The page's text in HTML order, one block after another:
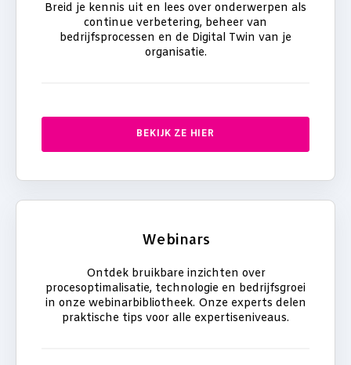
Breid je kennis uit en lees over onderwerpen als
continue verbetering, beheer van
bedrijfsprocessen en de Digital Twin van je
organisatie.
BEKIJK ZE HIER
Webinars
Ontdek bruikbare inzichten over
procesoptimalisatie, technologie en bedrijfsgroei
in onze webinarbibliotheek. Onze experts delen
praktische tips voor alle expertiseniveaus.